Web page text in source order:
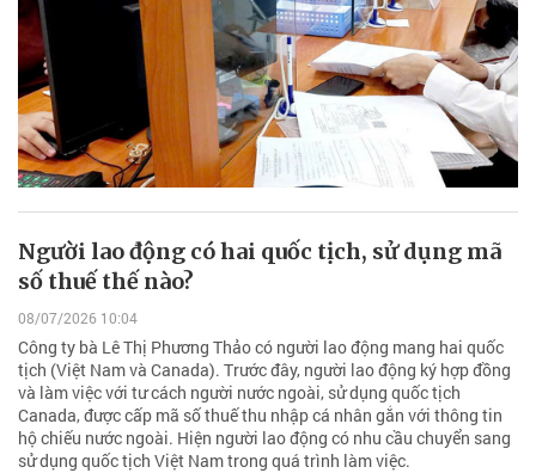
Người lao động có hai quốc tịch, sử dụng mã
số thuế thế nào?
08/07/2026 10:04
Công ty bà Lê Thị Phương Thảo có người lao động mang hai quốc
tịch (Việt Nam và Canada). Trước đây, người lao động ký hợp đồng
và làm việc với tư cách người nước ngoài, sử dụng quốc tịch
Canada, được cấp mã số thuế thu nhập cá nhân gắn với thông tin
hộ chiếu nước ngoài. Hiện người lao động có nhu cầu chuyển sang
sử dụng quốc tịch Việt Nam trong quá trình làm việc.